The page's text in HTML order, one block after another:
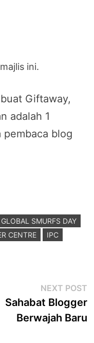
ini.
Giftaway,
adalah 1
pembaca blog
GLOBAL SMURFS DAY
CENTRE
IPC
NEXT POST
Sahabat Blogger
Berwajah Baru